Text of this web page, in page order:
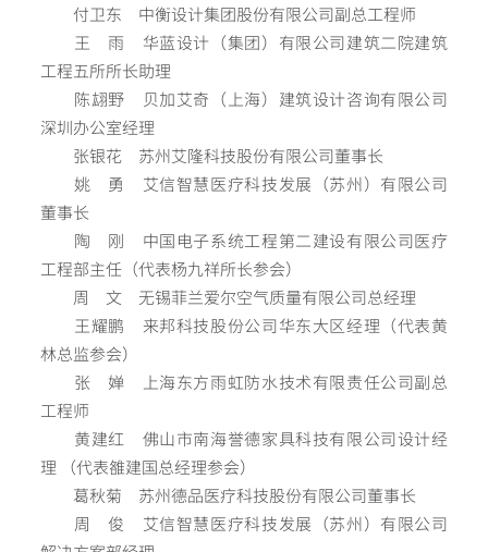
付卫东 中衡设计集团股份有限公司副总工程师
王 雨 华蓝设计（集团）有限公司建筑二院建筑
工程五所所长助理
陈翃野 贝加艾奇（上海）建筑设计咨询有限公司
深圳办公室经理
张银花 苏州艾隆科技股份有限公司董事长
姚 勇 艾信智慧医疗科技发展（苏州）有限公司
董事长
陶 刚 中国电子系统工程第二建设有限公司医疗
工程部主任（代表杨九祥所长参会）
周 文 无锡菲兰爱尔空气质量有限公司总经理
王耀鹏 来邦科技股份公司华东大区经理（代表黄
林总监参会）
张 婵 上海东方雨虹防水技术有限责任公司副总
工程师
黄建红 佛山市南海誉德家具科技有限公司设计经
理 （代表雒建国总经理参会）
葛秋菊 苏州德品医疗科技股份有限公司董事长
周 俊 艾信智慧医疗科技发展（苏州）有限公司